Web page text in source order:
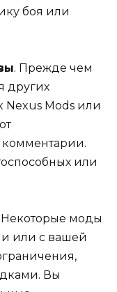
боя или
. Прежде чем
других
Nexus Mods или
комментарии.
или
Некоторые моды
или с вашей
Вы